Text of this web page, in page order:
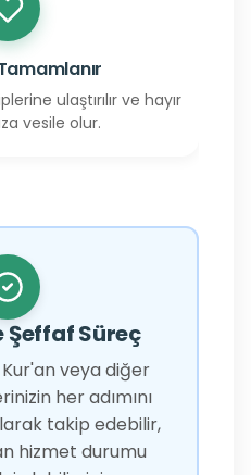
ulaştırılır ve hayır
vesile olur.
Şeffaf Süreç
veya diğer
her adımını
takip edebilir,
hizmet durumu